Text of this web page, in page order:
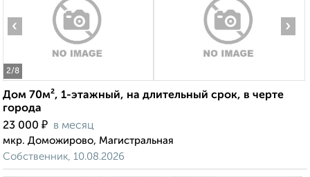
2/8
‹ ›
Дом 70м², 1-этажный, на длительный срок, в черте
города
23 000 ₽ в месяц
мкр. Доможирово, Магистральная
Собственник, 10.08.2026